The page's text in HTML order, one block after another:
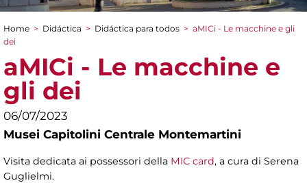
You are here
Home > Didáctica > Didáctica para todos > aMICi - Le macchine e gli
dei
aMICi - Le macchine e
gli dei
06/07/2023
Musei Capitolini Centrale Montemartini
Visita dedicata ai possessori della MIC card, a cura di Serena
Guglielmi.